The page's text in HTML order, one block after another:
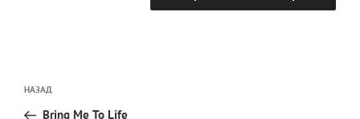
по
Предыдущая
запись:
НАЗАД
Bring Me To Life